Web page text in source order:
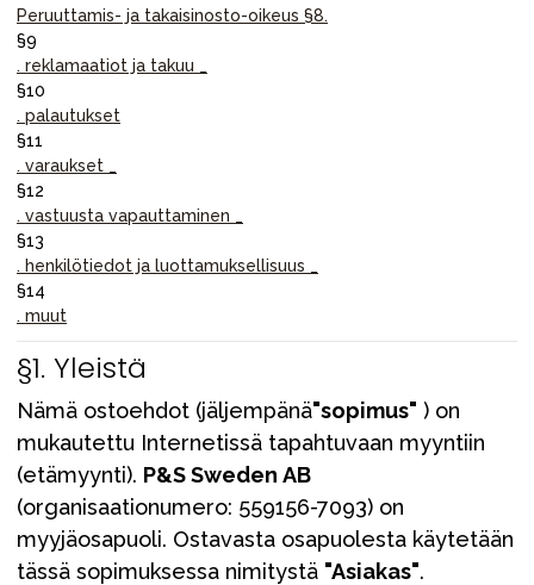
Peruuttamis- ja takaisinosto-oikeus §8.
§9
. reklamaatiot ja takuu _
§10
. palautukset
§11
. varaukset _
§12
. vastuusta vapauttaminen _
§13
. henkilötiedot ja luottamuksellisuus _
§14
. muut
§1. Yleistä
Nämä ostoehdot (jäljempänä"sopimus" ) on
mukautettu Internetissä tapahtuvaan myyntiin
(etämyynti). P&S Sweden AB
(organisaationumero: 559156-7093) on
myyjäosapuoli. Ostavasta osapuolesta käytetään
tässä sopimuksessa nimitystä "Asiakas".
Aurinko ja uinti Outlet